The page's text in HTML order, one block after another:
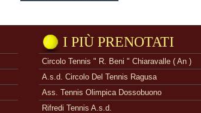
I PIÙ PRENOTATI
Circolo Tennis " R. Beni " Chiaravalle ( An )
A.s.d. Circolo Del Tennis Ragusa
Ass. Tennis Olimpica Dossobuono
Rifredi Tennis A.s.d.